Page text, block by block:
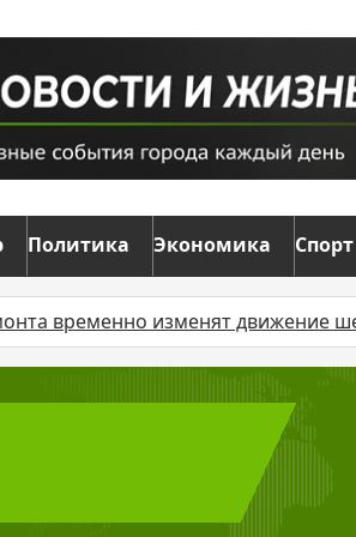
Политика Экономика Спорт
изменят движение шести